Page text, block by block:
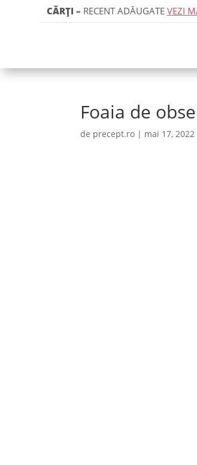
CĂRȚI – RECENT ADĂUGATE VEZI
Foaia de
de precept.ro | mai 17, 2022